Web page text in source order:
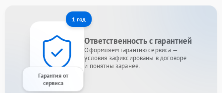
1 год
Гарантия от
сервиса
Ответственность с гарантией
Оформляем гарантию сервиса —
условия зафиксированы в договоре
и понятны заранее.